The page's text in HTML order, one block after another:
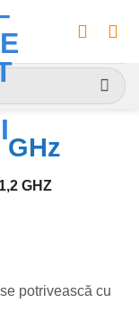
GHZ
potrivească cu